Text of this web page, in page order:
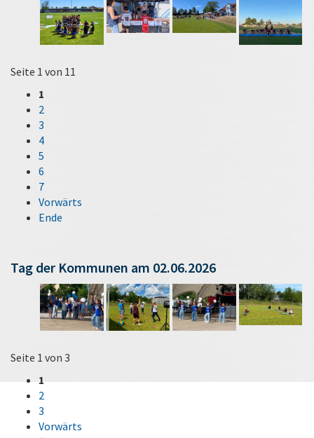
Seite 1 von 11
1
2
3
4
5
6
7
Vorwärts
Ende
Tag der Kommunen am 02.06.2026
Seite 1 von 3
1
2
3
Vorwärts